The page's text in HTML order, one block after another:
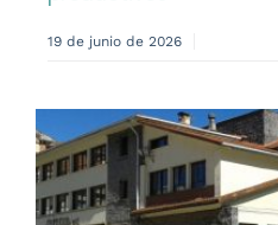
19 de junio de 2026